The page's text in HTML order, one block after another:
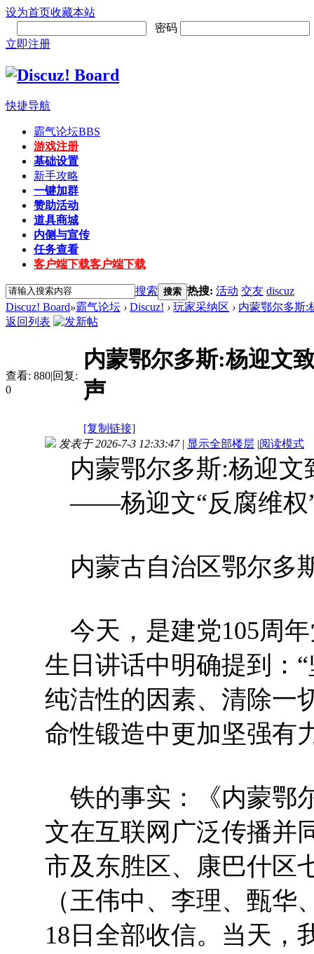
设为首页收藏本站
密码
立即注册
快捷导航
霸气论坛BBS
游戏注册
基础设置
新手攻略
一键加群
赞助活动
道具商城
内侧与宣传
任务查看
客户端下载客户端下载
搜索 搜索 热搜: 活动 交友 discuz
Discuz! Board»霸气论坛 › Discuz! › 玩家采纳区 › 内蒙鄂尔多斯:
返回列表
查看: 880|回复:
0
内蒙鄂尔多斯:杨迎文
声
[复制链接]
发表于 2026-7-3 12:33:47 | 显示全部楼层 |阅读模式
内蒙鄂尔多斯:杨迎文
——杨迎文“反腐维权
内蒙古自治区鄂尔多
今天，是建党105周
生日讲话中明确提到：
纯洁性的因素、清除一
命性锻造中更加坚强有
铁的事实：《内蒙鄂
文在互联网广泛传播并
市及东胜区、康巴什区
（王伟中、李理、甄华
18日全部收信。当天，